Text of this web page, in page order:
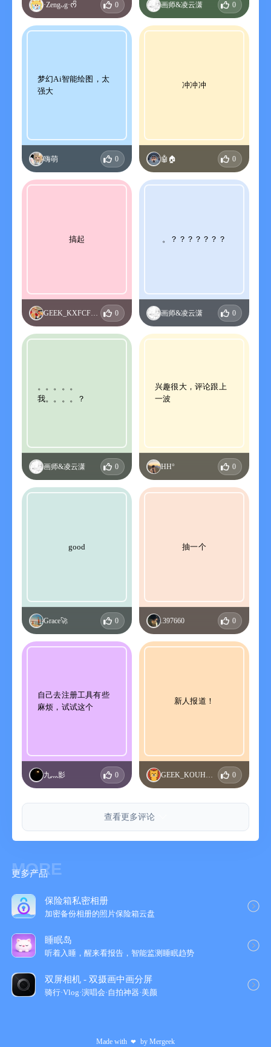
·Zengᴗg·ᰔᩚ 0 画师&凌云潇 0
梦幻Ai智能绘图，太
强大
嗨萌 0
冲冲冲
🤖🏠 0
搞起
0
。？？？？？？？
画师&凌云潇 0
。。。。。
我。。。。？
画师&凌云潇 0
兴趣很大，评论跟上
一波
HH° 0
good
Grace🚀 0
抽一个
ㅤ.397660 0
自己去注册工具有些
麻烦，试试这个
九灬影 0
新人报道！
0
查看更多评论
MORE
更多产品
保险箱私密相册
加密备份相册的照片保险箱云‪盘‬
睡眠岛
听着入睡，醒来看报告，智能监测睡眠趋势
双屏相机 - 双摄画中画分屏
骑行·Vlog·演唱会·自拍神器·美颜
Made with ❤ by Mergeek